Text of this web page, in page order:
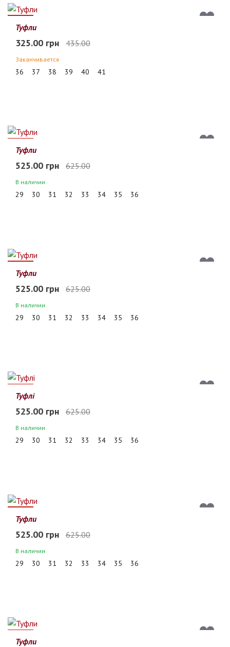
25%
Туфли
325.00 грн 435.00
Заканчивается
36 37 38 39 40 41
16%
Туфли
525.00 грн 625.00
В наличии
29 30 31 32 33 34 35 36
16%
Туфли
525.00 грн 625.00
В наличии
29 30 31 32 33 34 35 36
16%
Туфлі
525.00 грн 625.00
В наличии
29 30 31 32 33 34 35 36
16%
Туфли
525.00 грн 625.00
В наличии
29 30 31 32 33 34 35 36
30%
Туфли